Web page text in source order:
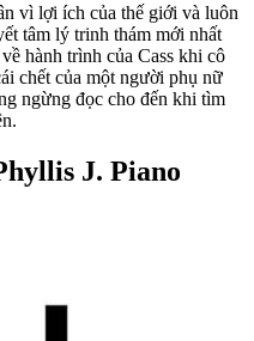
vì lợi ích của thế giới và luôn
tâm lý trinh thám mới nhất
hành trình của Cass khi cô
chết của một người phụ nữ
ngừng đọc cho đến khi tìm
J. Piano